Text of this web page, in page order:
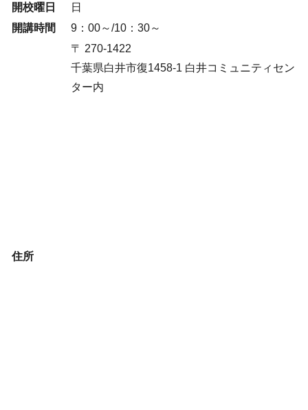
開校曜日
日
開講時間
9：00～/10：30～
住所
〒 270-1422
千葉県白井市復1458-1 白井コミュニティセン
ター内